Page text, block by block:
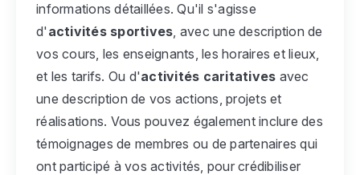
informations détaillées. Qu'il s'agisse
d'activités sportives, avec une description de
vos cours, les enseignants, les horaires et lieux,
et les tarifs. Ou d'activités caritatives avec
une description de vos actions, projets et
réalisations. Vous pouvez également inclure des
témoignages de membres ou de partenaires qui
ont participé à vos activités, pour crédibiliser